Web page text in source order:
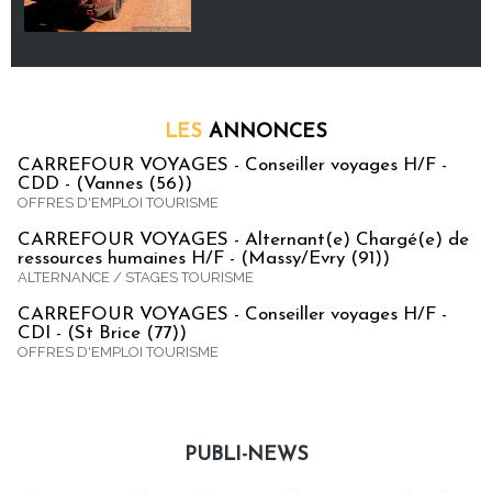
LES ANNONCES
CARREFOUR VOYAGES - Conseiller voyages H/F -
CDD - (Vannes (56))
OFFRES D'EMPLOI TOURISME
CARREFOUR VOYAGES - Alternant(e) Chargé(e) de
ressources humaines H/F - (Massy/Evry (91))
ALTERNANCE / STAGES TOURISME
CARREFOUR VOYAGES - Conseiller voyages H/F -
CDI - (St Brice (77))
OFFRES D'EMPLOI TOURISME
PUBLI-NEWS